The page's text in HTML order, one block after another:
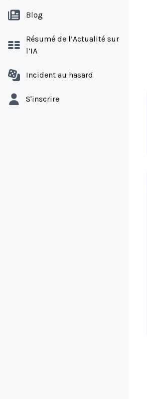
Blog
Résumé de l’Actualité sur
l’IA
Incident au hasard
S'inscrire